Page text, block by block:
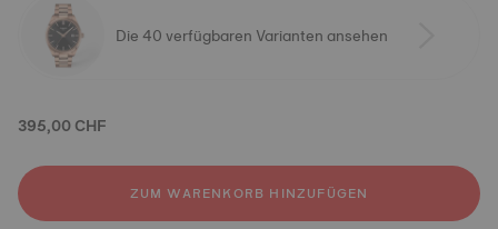
Die 40 verfügbaren Varianten ansehen
395,00 CHF
ZUM WARENKORB HINZUFÜGEN